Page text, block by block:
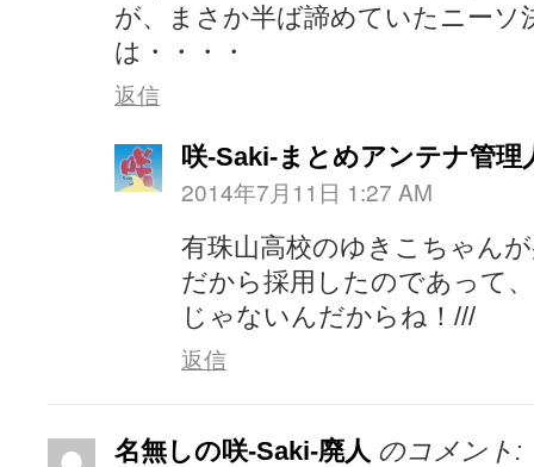
が、まさか半ば諦めていたニーソ
は・・・・
返信
咲-Saki-まとめアンテナ管理
2014年7月11日 1:27 AM
有珠山高校のゆきこちゃん
だから採用したのであって
じゃないんだからね！///
返信
名無しの咲-Saki-廃人 のコメント: